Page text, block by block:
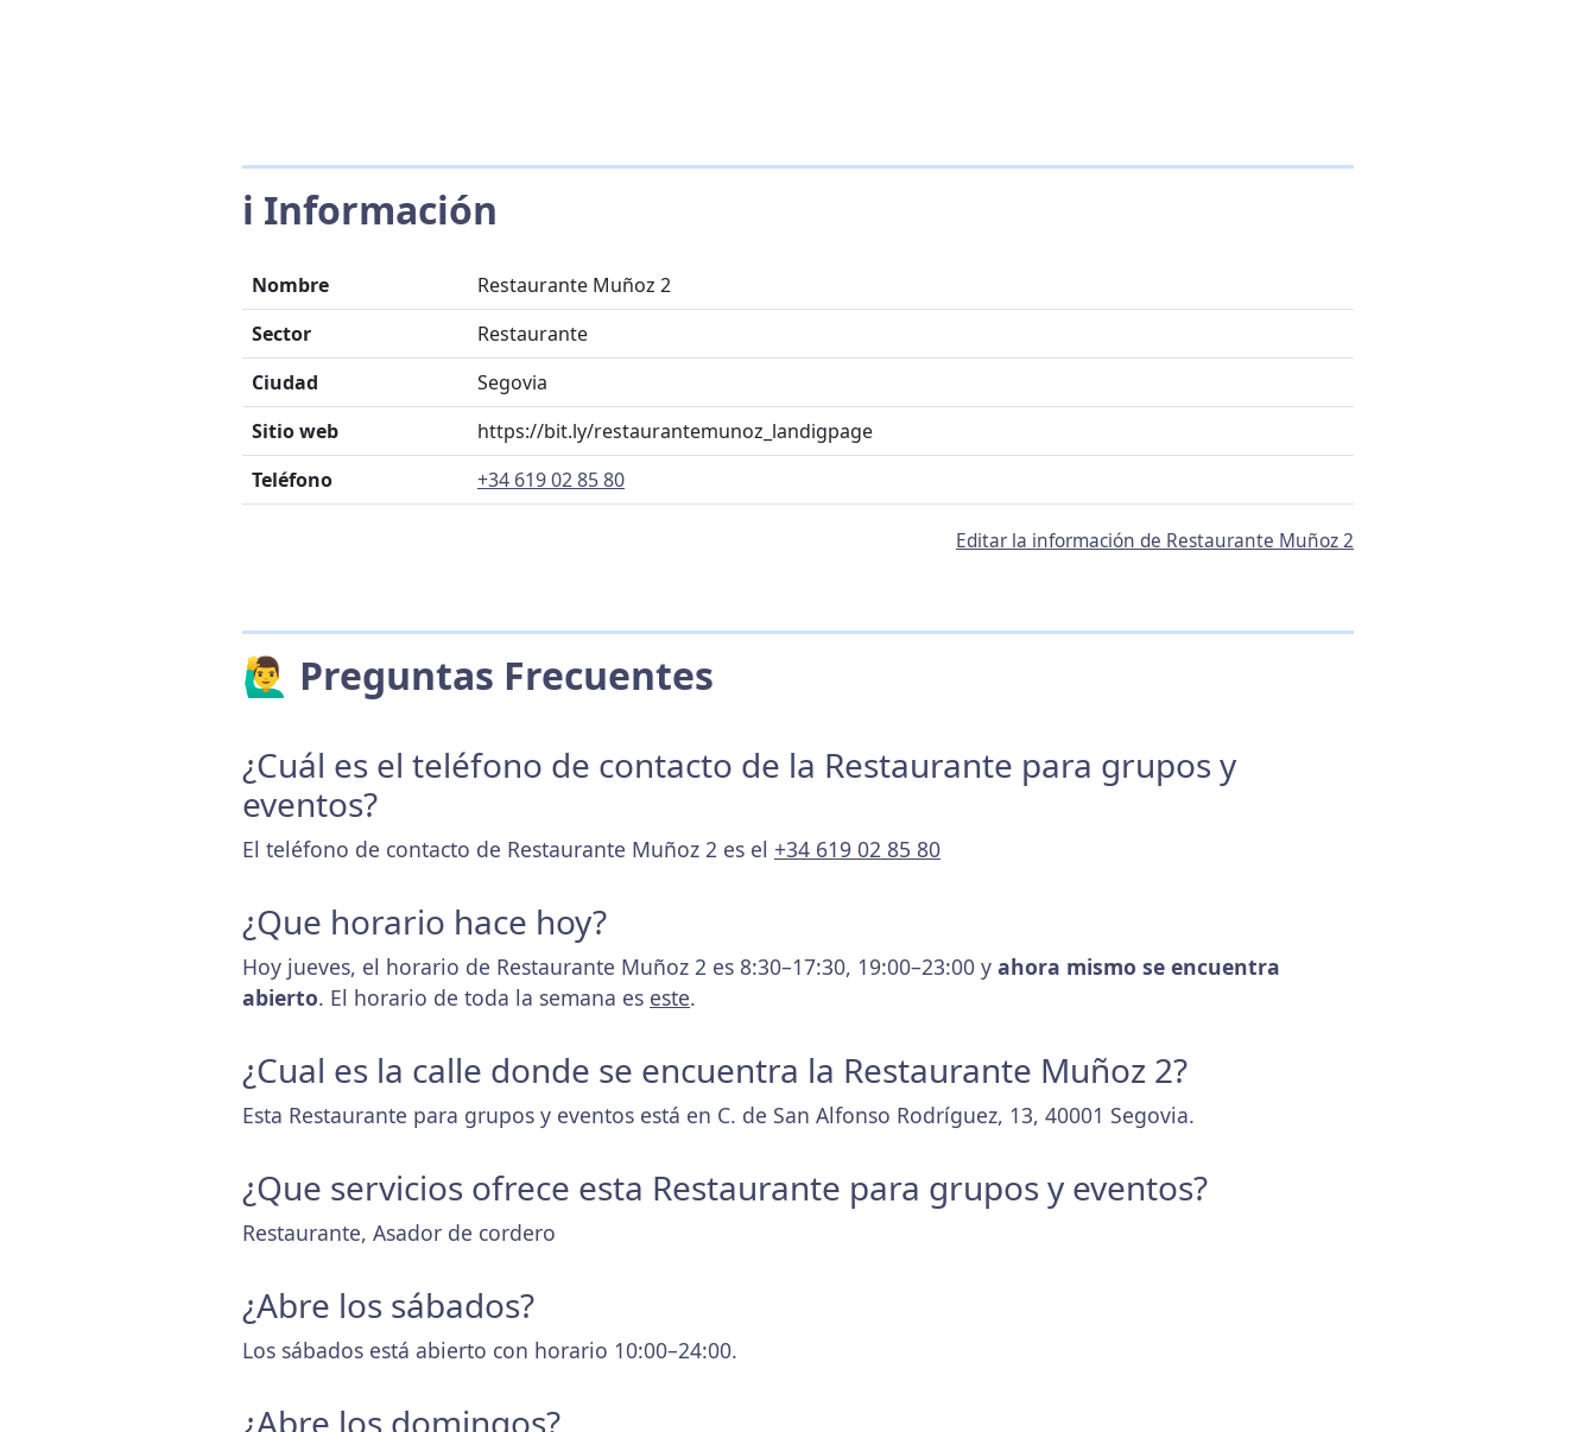
ℹ️ Información
Nombre
Restaurante Muñoz 2
Sector
Restaurante
Ciudad
Segovia
Sitio web
https://bit.ly/restaurantemunoz_landigpage
Teléfono
+34 619 02 85 80
Editar la información de Restaurante Muñoz 2
🙋‍♂️ Preguntas Frecuentes
¿Cuál es el teléfono de contacto de la Restaurante para grupos y
eventos?
El teléfono de contacto de Restaurante Muñoz 2 es el +34 619 02 85 80
¿Que horario hace hoy?
Hoy jueves, el horario de Restaurante Muñoz 2 es 8:30–17:30, 19:00–23:00 y ahora mismo se encuentra
abierto. El horario de toda la semana es este.
¿Cual es la calle donde se encuentra la Restaurante Muñoz 2?
Esta Restaurante para grupos y eventos está en C. de San Alfonso Rodríguez, 13, 40001 Segovia.
¿Que servicios ofrece esta Restaurante para grupos y eventos?
Restaurante, Asador de cordero
¿Abre los sábados?
Los sábados está abierto con horario 10:00–24:00.
¿Abre los domingos?